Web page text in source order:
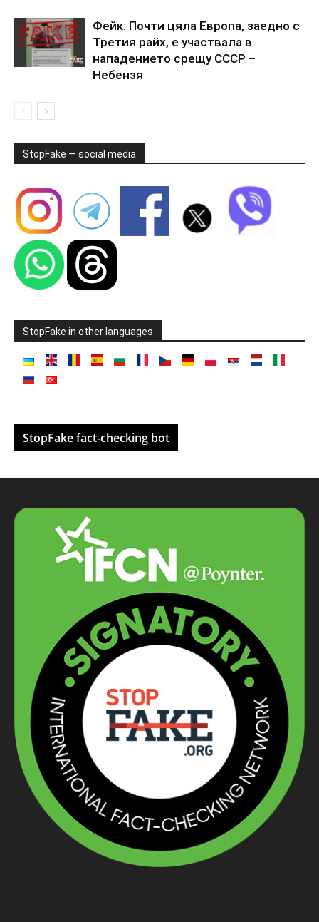
Фейк: Почти цяла Европа, заедно с
Третия райх, е участвала в
нападението срещу СССР –
Небензя
StopFake — social media
StopFake in other languages
StopFake fact-checking bot